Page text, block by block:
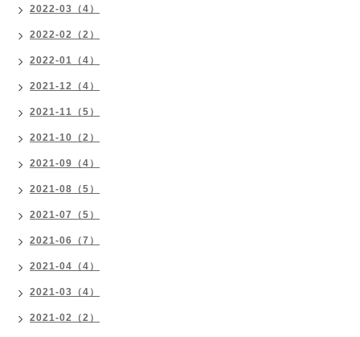
2022-03（4）
2022-02（2）
2022-01（4）
2021-12（4）
2021-11（5）
2021-10（2）
2021-09（4）
2021-08（5）
2021-07（5）
2021-06（7）
2021-04（4）
2021-03（4）
2021-02（2）